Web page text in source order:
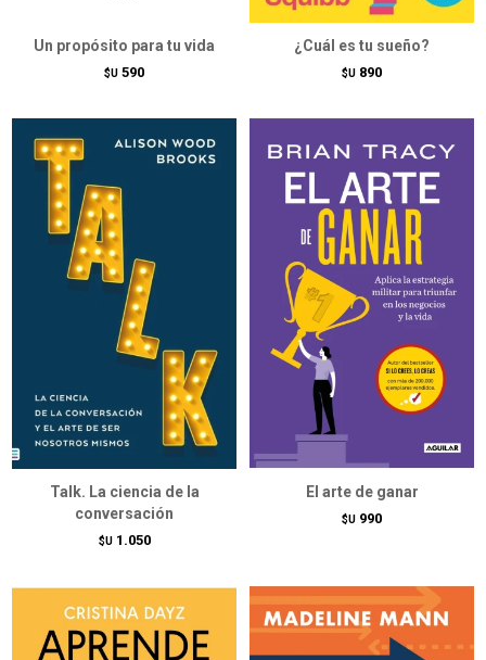
Un propósito para tu vida
$U 590
¿Cuál es tu sueño?
$U 890
Talk. La ciencia de la
conversación
$U 1.050
El arte de ganar
$U 990